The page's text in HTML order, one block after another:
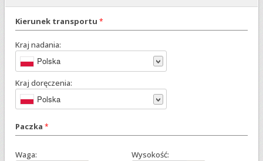
Kierunek transportu*
Kraj nadania:
Polska
Kraj doręczenia:
Polska
Paczka*
Waga: Wysokość: